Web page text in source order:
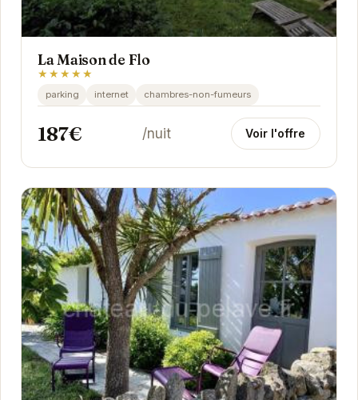
La Maison de Flo
★★★★★
parking internet chambres-non-fumeurs
187€ /nuit Voir l'offre